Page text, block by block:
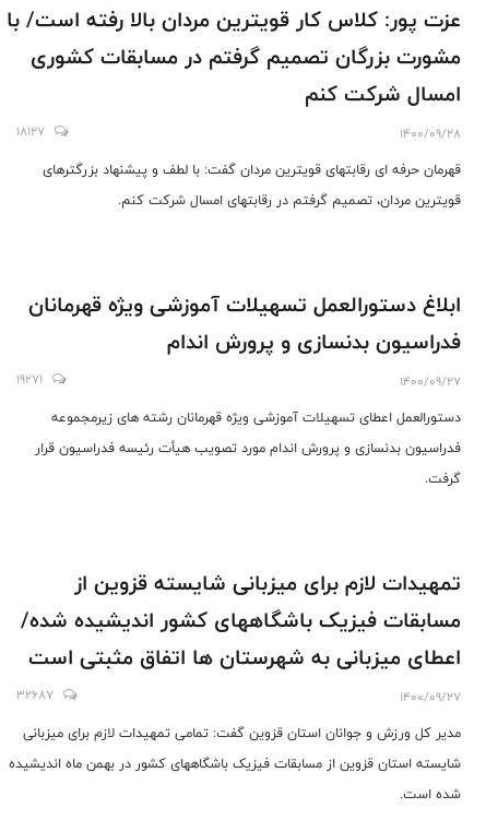
عزت پور: کلاس کار قویترین مردان بالا رفته است/ با
مشورت بزرگان تصمیم گرفتم در مسابقات کشوری
امسال شرکت کنم
1400/09/28
18127
قهرمان حرفه ای رقابتهای قویترین مردان گفت: با لطف و پیشنهاد بزرگترهای
قویترین مردان، تصمیم گرفتم در رقابتهای امسال شرکت کنم.
ابلاغ دستورالعمل تسهیلات آموزشی ویژه قهرمانان
فدراسیون بدنسازی و پرورش اندام
1400/09/27
19271
دستورالعمل اعطای تسهیلات آموزشی ویژه قهرمانان رشته های زیرمجموعه
فدراسیون بدنسازی و پرورش اندام مورد تصویب هیأت رئیسه فدراسیون قرار
گرفت.
تمهیدات لازم برای میزبانی شایسته قزوین از
مسابقات فیزیک باشگاههای کشور اندیشیده شده/
اعطای میزبانی به شهرستان ها اتفاق مثبتی است
1400/09/27
32687
مدیر کل ورزش و جوانان استان قزوین گفت: تمامی تمهیدات لازم برای میزبانی
شایسته استان قزوین از مسابقات فیزیک باشگاههای کشور در بهمن ماه اندیشیده
شده است.